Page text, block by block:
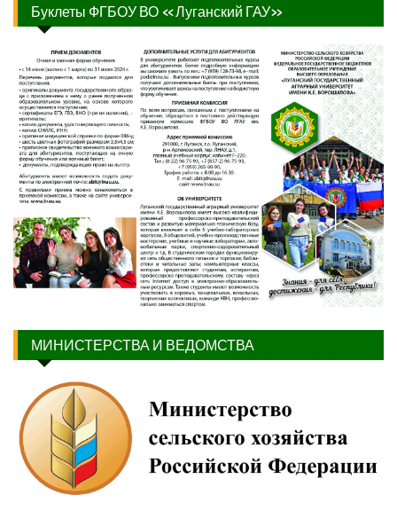
Буклеты ФГБОУ ВО «Луганский ГАУ»
МИНИСТЕРСТВА И ВЕДОМСТВА